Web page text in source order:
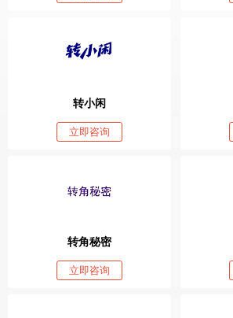
转小闲
立即咨询
转角秘密
立即咨询